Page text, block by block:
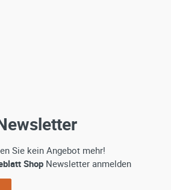
Sie kein Angebot mehr!
Shop Newsletter anmelden